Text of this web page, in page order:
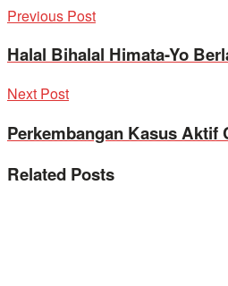
Previous Post
Halal Bihalal Himata-Yo
Next Post
Perkembangan Kasus Aktif
Related Posts